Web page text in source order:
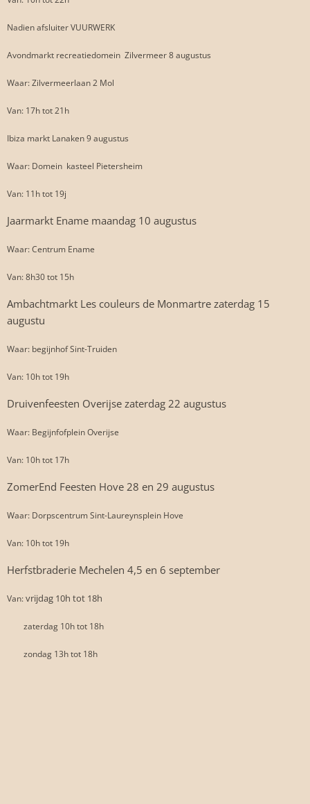
Nadien afsluiter VUURWERK 🎇
Avondmarkt recreatiedomein Zilvermeer 8 augustus
Waar: Zilvermeerlaan 2 Mol
Van: 17h tot 21h
Ibiza markt Lanaken 9 augustus
Waar: Domein kasteel Pietersheim
Van: 11h tot 19j
Jaarmarkt Ename maandag 10 augustus
Waar: Centrum Ename
Van: 8h30 tot 15h
Ambachtmarkt Les couleurs de Monmartre zaterdag 15
augustu
Waar: begijnhof Sint-Truiden
Van: 10h tot 19h
Druivenfeesten Overijse zaterdag 22 augustus
Waar: Begijnfofplein Overijse
Van: 10h tot 17h
ZomerEnd Feesten Hove 28 en 29 augustus
Waar: Dorpscentrum Sint-Laureynsplein Hove
Van: 10h tot 19h
Herfstbraderie Mechelen 4,5 en 6 september
Van:vrijdag 10h tot 18h
zaterdag 10h tot 18h
zondag 13h tot 18h